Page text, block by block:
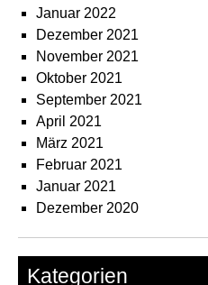
Januar 2022
Dezember 2021
November 2021
Oktober 2021
September 2021
April 2021
März 2021
Februar 2021
Januar 2021
Dezember 2020
Kategorien